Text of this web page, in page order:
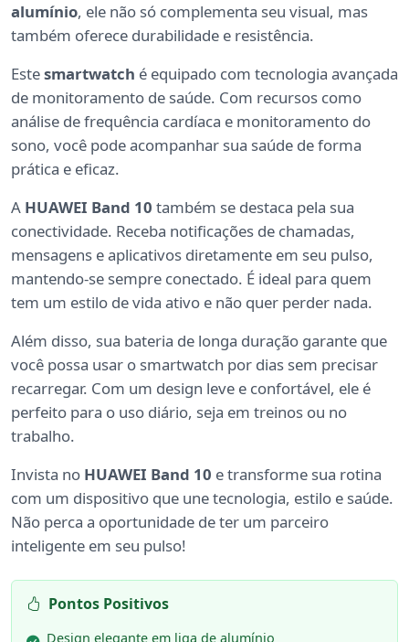
alumínio, ele não só complementa seu visual, mas
também oferece durabilidade e resistência.
Estesmartwatch é equipado com tecnologia avançada
de monitoramento de saúde. Com recursos como
análise de frequência cardíaca e monitoramento do
sono, você pode acompanhar sua saúde de forma
prática e eficaz.
A HUAWEI Band 10 também se destaca pela sua
conectividade. Receba notificações de chamadas,
mensagens e aplicativos diretamente em seu pulso,
mantendo-se sempre conectado. É ideal para quem
tem um estilo de vida ativo e não quer perder nada.
Além disso, sua bateria de longa duração garante que
você possa usar o smartwatch por dias sem precisar
recarregar. Com um design leve e confortável, ele é
perfeito para o uso diário, seja em treinos ou no
trabalho.
Invista no HUAWEI Band 10 e transforme sua rotina
com um dispositivo que une tecnologia, estilo e saúde.
Não perca a oportunidade de ter um parceiro
inteligente em seu pulso!
Pontos Positivos
Design elegante em liga de alumínio